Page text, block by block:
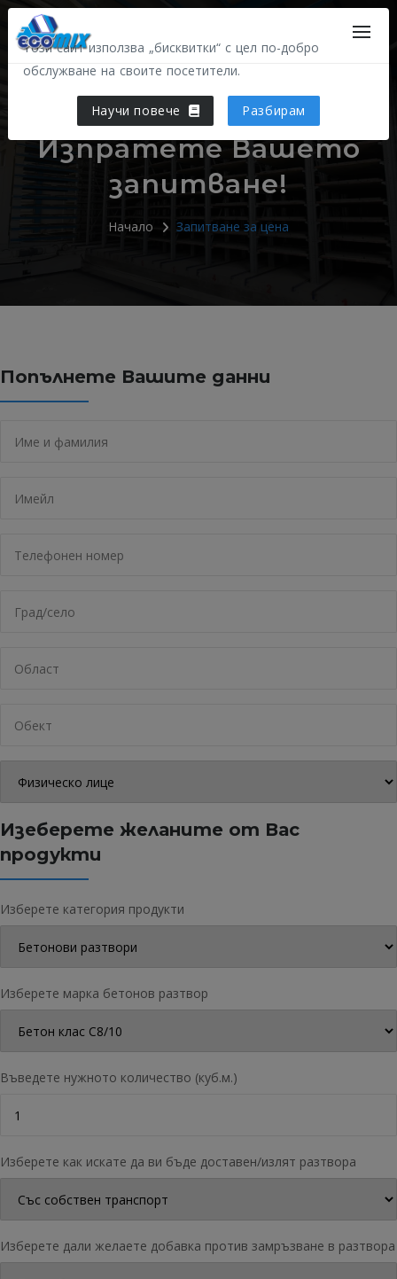
Този сайт използва „бисквитки“ с цел по-добро
обслужване на своите посетители.
Научи повече Разбирам
Изпратете Вашето
запитване!
Начало Запитване за цена
Попълнете Вашите данни
Изеберете желаните от Вас
продукти
Изберете категория продукти
Изберете марка бетонов разтвор
Въведете нужното количество (куб.м.)
Изберете как искате да ви бъде доставен/излят разтвора
Изберете дали желаете добавка против замръзване в разтворa